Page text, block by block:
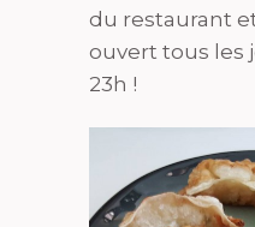
du restaurant
ouvert tous les
23h !